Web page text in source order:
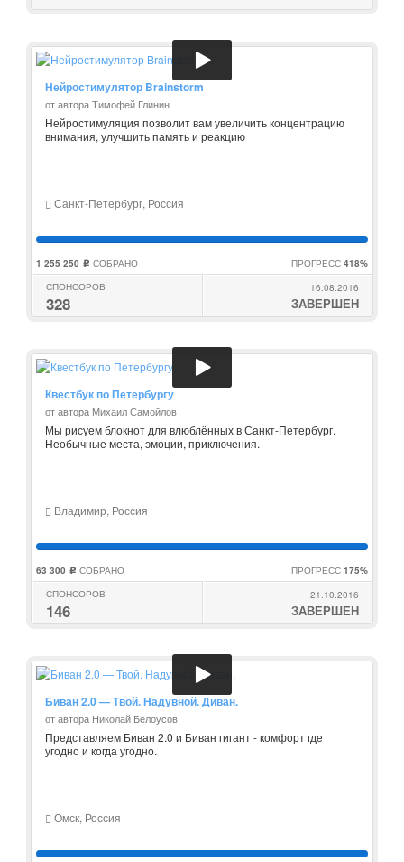
Нейростимулятор Brainstorm
от автора Тимофей Глинин
Нейростимуляция позволит вам увеличить концентрацию
внимания, улучшить память и реакцию
Санкт-Петербург, Россия
1 255 250 c СОБРАНО ПРОГРЕСС 418%
СПОНСОРОВ
328
16.08.2016
ЗАВЕРШЕН
Квестбук по Петербургу
от автора Михаил Самойлов
Мы рисуем блокнот для влюблённых в Санкт-Петербург.
Необычные места, эмоции, приключения.
Владимир, Россия
63 300 c СОБРАНО ПРОГРЕСС 175%
СПОНСОРОВ
146
21.10.2016
ЗАВЕРШЕН
Биван 2.0 — Твой. Надувной. Диван.
от автора Николай Белоусов
Представляем Биван 2.0 и Биван гигант - комфорт где
угодно и когда угодно.
Омск, Россия